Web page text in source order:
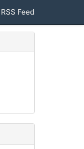
RSS Feed